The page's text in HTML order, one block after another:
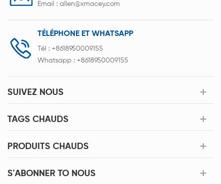
Email : allen@xmacey.com
TÉLÉPHONE ET WHATSAPP
Tél : +8618950009155
Whatsapp : +8618950009155
SUIVEZ NOUS
TAGS CHAUDS
PRODUITS CHAUDS
S'ABONNER TO NOUS